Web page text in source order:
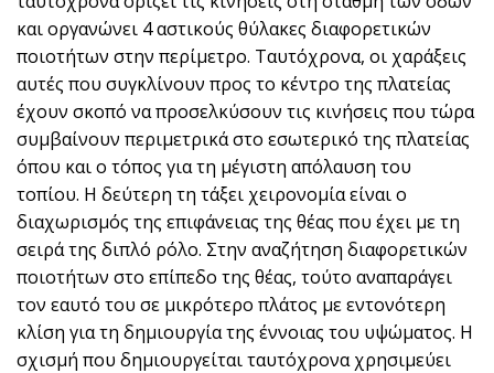
και οργανώνει 4 αστικούς θύλακες διαφορετικών
ποιοτήτων στην περίμετρο. Ταυτόχρονα, οι χαράξεις
αυτές που συγκλίνουν προς το κέντρο της πλατείας
έχουν σκοπό να προσελκύσουν τις κινήσεις που τώρα
συμβαίνουν περιμετρικά στο εσωτερικό της πλατείας
όπου και ο τόπος για τη μέγιστη απόλαυση του
τοπίου. Η δεύτερη τη τάξει χειρονομία είναι ο
διαχωρισμός της επιφάνειας της θέας που έχει με τη
σειρά της διπλό ρόλο. Στην αναζήτηση διαφορετικών
ποιοτήτων στο επίπεδο της θέας, τούτο αναπαράγει
τον εαυτό του σε μικρότερο πλάτος με εντονότερη
κλίση για τη δημιουργία της έννοιας του υψώματος. Η
σχισμή που δημιουργείται ταυτόχρονα χρησιμεύει